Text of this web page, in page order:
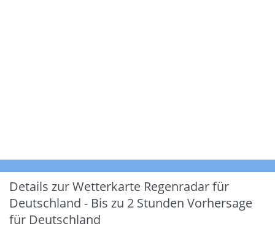
Details zur Wetterkarte Regenradar für
Deutschland - Bis zu 2 Stunden Vorhersage
für Deutschland